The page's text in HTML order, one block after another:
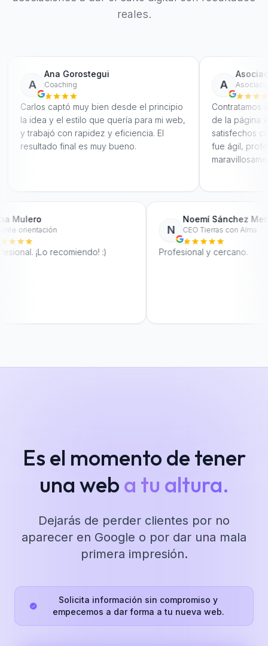
reales.
bien desde el principio
que quería para mi web,
y eficiencia. El
muy bueno.
Asociaciones y ONGs
Contratamos a Proemote para el
de la página web y quedamos muy
satisfechos con el resultado. El
fue ágil, profesional y nos
A
Muy profesional. ¡Lo recomiendo! :)
N
Es el momento de tener
una web a tu altura.
Dejarás de perder clientes por no
aparecer en Google o por dar una mala
primera impresión.
Solicita información sin compromiso y
empecemos a dar forma a tu nueva web.